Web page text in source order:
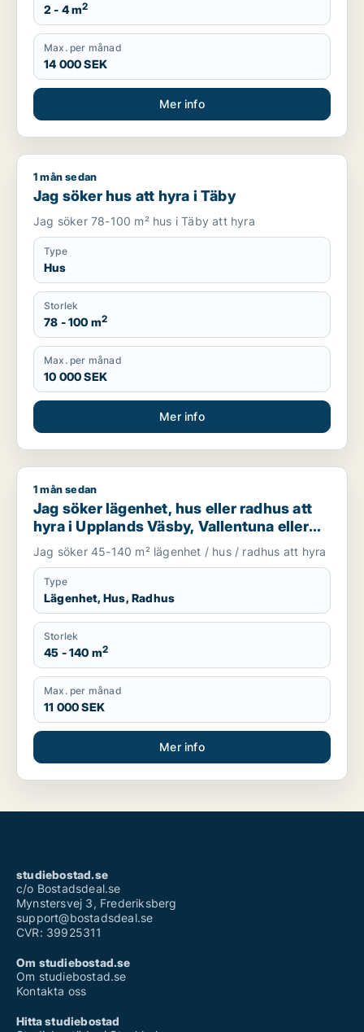
2 - 4 m2
Max. per månad
14 000 SEK
Mer info
Jag söker hus att hyra i Täby
1 mån sedan
Jag söker hus att hyra i Täby
Jag söker 78-100 m² hus i Täby att hyra
Type
Hus
Storlek
78 - 100 m2
Max. per månad
10 000 SEK
Mer info
Jag söker lägenhet, hus eller radhus att hyra i Upplands
1 mån sedan
Jag söker lägenhet, hus eller radhus att
hyra i Upplands Väsby, Vallentuna eller
Österåker m.fl.
Jag söker 45-140 m² lägenhet / hus / radhus att hyra
Type
Lägenhet, Hus, Radhus
Storlek
45 - 140 m2
Max. per månad
11 000 SEK
Mer info
studiebostad.se
c/o Bostadsdeal.se
Mynstersvej 3, Frederiksberg
support@bostadsdeal.se
CVR: 39925311
Om studiebostad.se
Om studiebostad.se
Kontakta oss
Hitta studiebostad